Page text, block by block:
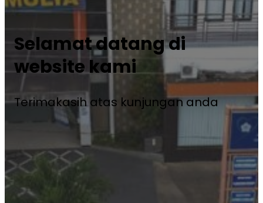
Selamat datang di
website kami
Terimakasih atas kunjungan anda